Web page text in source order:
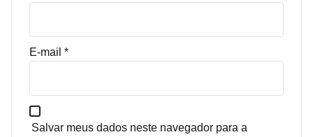
E-mail *
Salvar meus dados neste navegador para a